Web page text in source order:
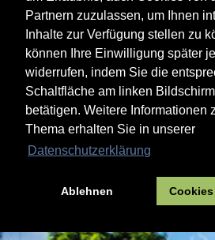
Partnern zuzulassen, um Ihnen
Inhalte zur Verfügung stellen zu
können Ihre Einwilligung später
widerrufen, indem Sie die
Schaltfläche am linken
betätigen. Weitere Informationen
Thema erhalten Sie in unserer
Datenschutzerklärung
Ablehnen